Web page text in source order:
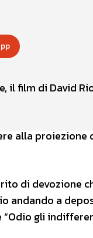
il film di David
alla proiezione
di devozione
andando a
gli